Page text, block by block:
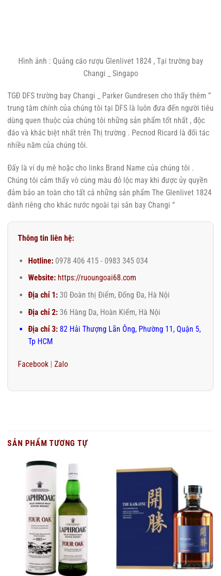
Hình ảnh : Quảng cáo rượu Glenlivet 1824 , Tại trường bay
Changi _ Singapo
TGĐ DFS trường bay Changi _ Parker Gundresen cho thấy thêm ”
trung tâm chính của chúng tôi tại DFS là luôn đưa đến người tiêu
dùng quen thuộc của chúng tôi những sản phẩm tốt nhất , độc
đáo và khác biệt nhất trên Thị trường . Pecnod Ricard là đối tác
nhiều năm của chúng tôi.
Đấy là ví dụ mê hoặc cho links Brand Name của chúng tôi .
Chúng tôi cảm thấy vô cùng màu đỏ lộc may khi được ủy quyền
đảm bảo an toàn cho tất cả những sản phẩm The Glenlivet 1824
dành riêng cho khác nước ngoài tại sân bay Changi “
Thông tin liên hệ:
Hotline:0978 406 415 - 0983 345 034
Website: https://ruoungoai68.com
Địa chỉ 1:30 Đoàn thị Điểm, Đống Đa, Hà Nội
Địa chỉ 2:36 Hàng Da, Hoàn Kiếm, Hà Nội
Địa chỉ 3:82 Hải Thượng Lãn Ông, Phường 11, Quận 5,
Tp HCM
Facebook | Zalo
SẢN PHẨM TƯƠNG TỰ